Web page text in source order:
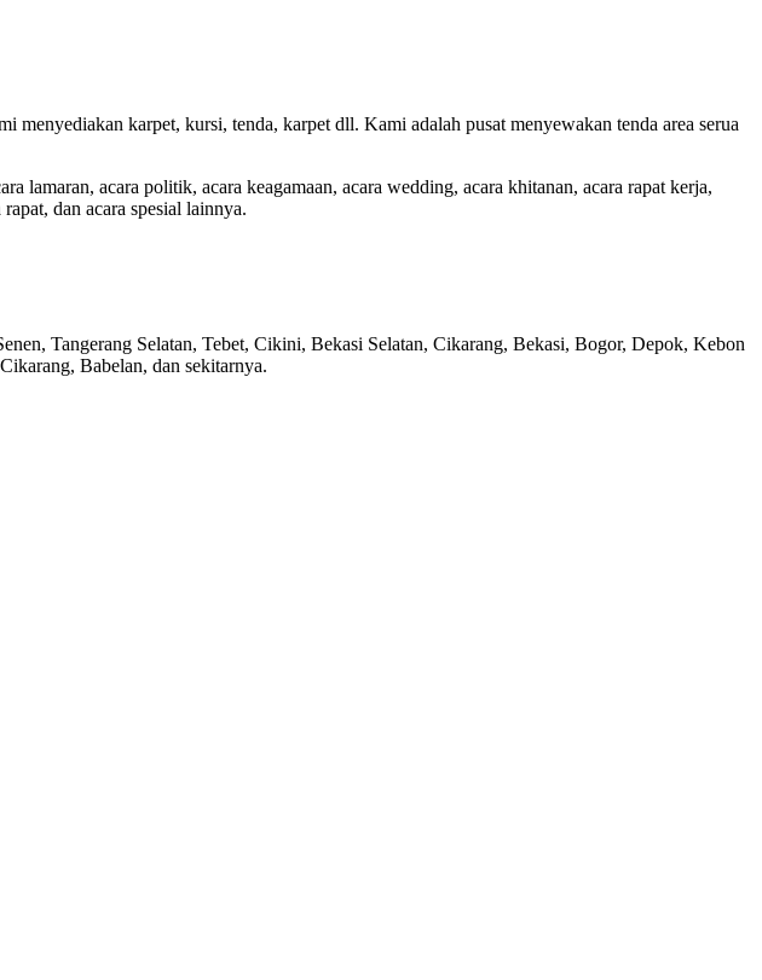
menyediakan karpet, kursi, tenda, karpet dll. Kami adalah pusat menyewakan tenda area serua
lamaran, acara politik, acara keagamaan, acara wedding, acara khitanan, acara rapat kerja,
dan acara spesial lainnya.
Tangerang Selatan, Tebet, Cikini, Bekasi Selatan, Cikarang, Bekasi, Bogor, Depok, Kebon
Babelan, dan sekitarnya.